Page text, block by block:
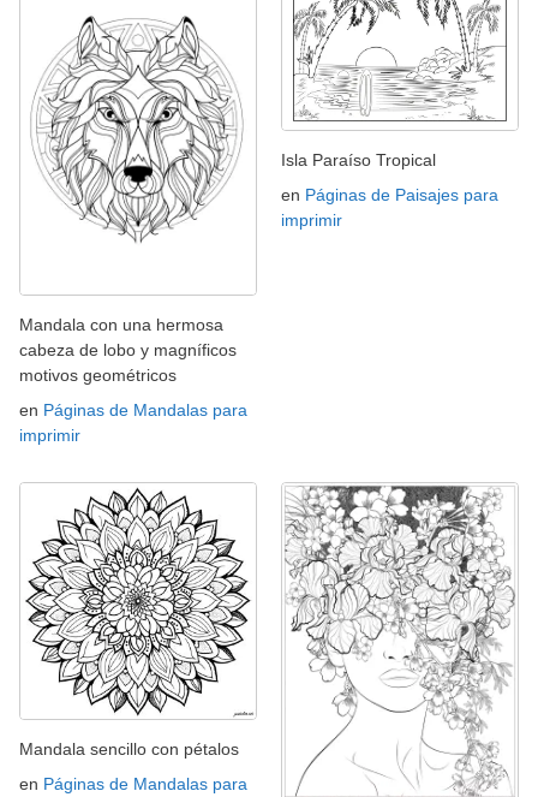
Mandala con una hermosa
cabeza de lobo y magníficos
motivos geométricos
en Páginas de Mandalas para
imprimir
Isla Paraíso Tropical
en Páginas de Paisajes para
imprimir
Mandala sencillo con pétalos
en Páginas de Mandalas para